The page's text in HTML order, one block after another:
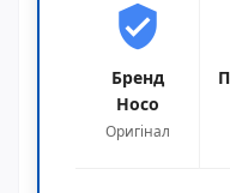
verified_user
Бренд
Hoco
Оригінал